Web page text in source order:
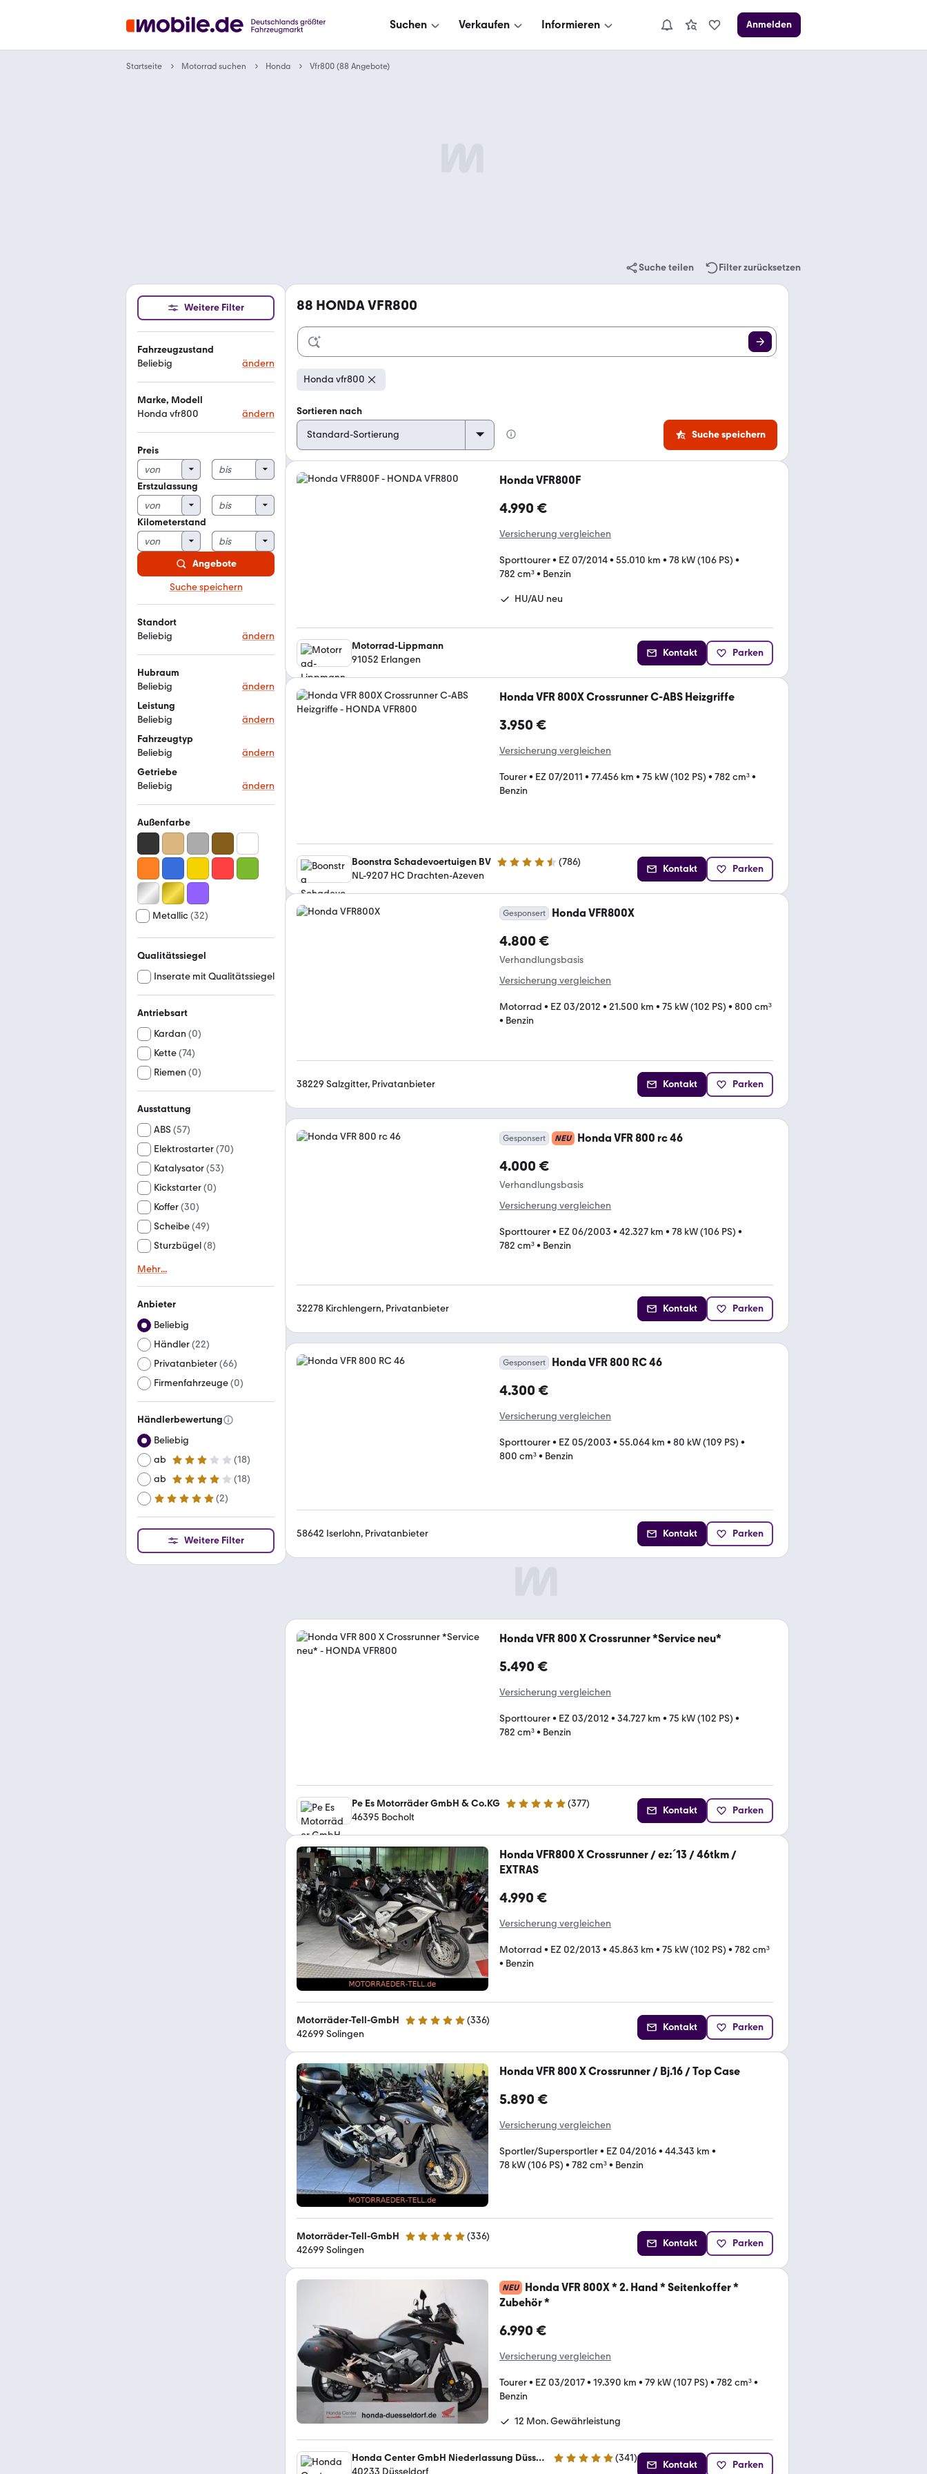
Suchen Verkaufen Informieren Anmelden
Startseite Motorrad suchen Honda Vfr800 (88 Angebote)
Suche teilen Filter zurücksetzen
Weitere Filter
Fahrzeugzustand
Beliebig
ändern
Marke, Modell
Honda vfr800
ändern
Preis
Erstzulassung
Kilometerstand
Angebote
Suche speichern
Standort
Beliebig
ändern
Hubraum
Beliebig
ändern
Leistung
Beliebig
ändern
Fahrzeugtyp
Beliebig
ändern
Getriebe
Beliebig
ändern
Außenfarbe
Metallic(32)
Qualitätssiegel
Inserate mit Qualitätssiegel
Antriebsart
Kardan (0)
Kette(74)
Riemen (0)
Ausstattung
ABS (57)
Elektrostarter(70)
Katalysator(53)
Kickstarter(0)
Koffer(30)
Scheibe(49)
Sturzbügel(8)
Mehr...
Anbieter
Beliebig
Händler(22)
Privatanbieter(66)
Firmenfahrzeuge(0)
Händlerbewertung
Beliebig
ab
3 Sterne (18)
ab
4 Sterne (18)
ab
5 Sterne (2)
Weitere Filter
88 HONDA VFR800
Honda vfr800
Sortieren nach
Suche speichern
Honda VFR800F
4.990 €
Versicherung vergleichen
Sporttourer• EZ 07/2014• 55.010 km • 78 kW (106 PS) •
782 cm³• Benzin
HU/AU neu
Motorrad-Lippmann
91052 Erlangen
Kontakt Parken
Honda VFR 800X Crossrunner C-ABS Heizgriffe
3.950 €
Versicherung vergleichen
Tourer• EZ 07/2011 • 77.456 km • 75 kW (102 PS) • 782 cm³•
Benzin
Boonstra Schadevoertuigen BV 4.4 Sterne (786)
NL-9207 HC Drachten-Azeven
Kontakt Parken
Gesponsert Honda VFR800X
4.800 €
Verhandlungsbasis
Versicherung vergleichen
Motorrad • EZ 03/2012 • 21.500 km • 75 kW (102 PS) • 800 cm³
• Benzin
38229 Salzgitter, Privatanbieter Kontakt Parken
Gesponsert NEU Honda VFR 800 rc 46
4.000 €
Verhandlungsbasis
Versicherung vergleichen
Sporttourer• EZ 06/2003 • 42.327 km • 78 kW (106 PS) •
782 cm³• Benzin
32278 Kirchlengern, Privatanbieter Kontakt Parken
Gesponsert Honda VFR 800 RC 46
4.300 €
Versicherung vergleichen
Sporttourer• EZ 05/2003 • 55.064 km • 80 kW (109 PS) •
800 cm³• Benzin
58642 Iserlohn, Privatanbieter Kontakt Parken
Honda VFR 800 X Crossrunner *Service neu*
5.490 €
Versicherung vergleichen
Sporttourer• EZ 03/2012 • 34.727 km • 75 kW (102 PS) •
782 cm³• Benzin
Pe Es Motorräder GmbH & Co.KG 4.8 Sterne (377)
46395 Bocholt
Kontakt Parken
Honda VFR800 X Crossrunner / ez:´13 / 46tkm /
EXTRAS
4.990 €
Versicherung vergleichen
Motorrad • EZ 02/2013 • 45.863 km • 75 kW (102 PS) • 782 cm³
• Benzin
Motorräder-Tell-GmbH 4.8 Sterne (336)
42699 Solingen
Kontakt Parken
Honda VFR 800 X Crossrunner / Bj.16 / Top Case
5.890 €
Versicherung vergleichen
Sportler/Supersportler• EZ 04/2016• 44.343 km •
78 kW (106 PS) • 782 cm³• Benzin
Motorräder-Tell-GmbH 4.8 Sterne (336)
42699 Solingen
Kontakt Parken
NEU
Honda VFR 800X * 2. Hand * Seitenkoffer *
Zubehör *
6.990 €
Versicherung vergleichen
Tourer• EZ 03/2017• 19.390 km • 79 kW (107 PS) • 782 cm³•
Benzin
12 Mon. Gewährleistung
Honda Center GmbH Niederlassung Düsseldorf 4.9 Sterne (341)
40233 Düsseldorf
Kontakt Parken